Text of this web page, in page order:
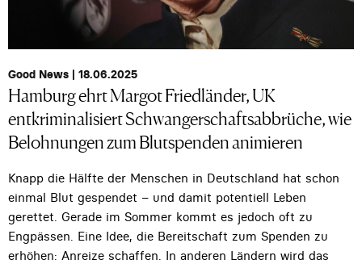
Good News | 18.06.2025
Hamburg ehrt Margot Friedländer, UK
entkriminalisiert Schwangerschaftsabbrüche, wie
Belohnungen zum Blutspenden animieren
Knapp die Hälfte der Menschen in Deutschland hat schon
einmal Blut gespendet – und damit potentiell Leben
gerettet. Gerade im Sommer kommt es jedoch oft zu
Engpässen. Eine Idee, die Bereitschaft zum Spenden zu
erhöhen: Anreize schaffen. In anderen Ländern wird das